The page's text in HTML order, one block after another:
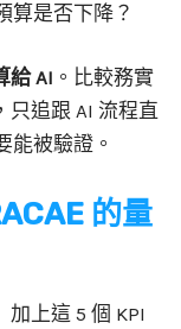
算是否下降？
給 AI 。比較務實
只追跟 AI 流程直
能被驗證。
的量
上這 5 個 KPI